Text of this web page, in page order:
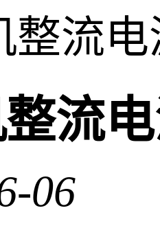
整流电
流
06